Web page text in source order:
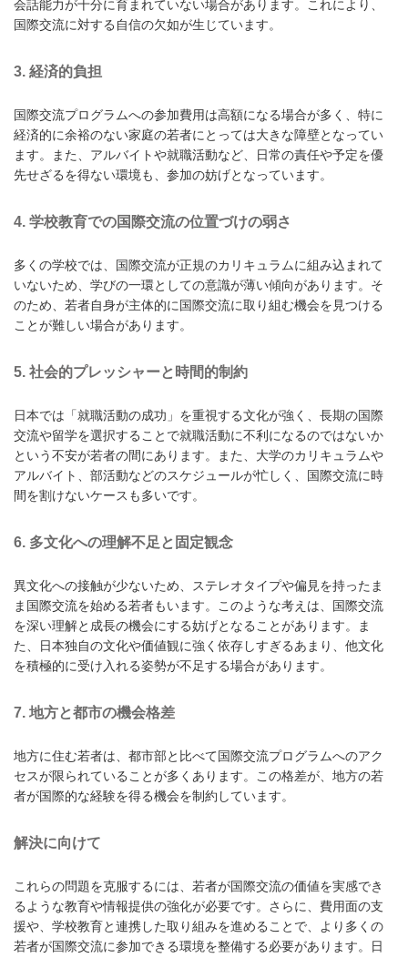
会話能力が十分に育まれていない場合があります。これにより、
国際交流に対する自信の欠如が生じています。
3. 経済的負担
国際交流プログラムへの参加費用は高額になる場合が多く、特に
経済的に余裕のない家庭の若者にとっては大きな障壁となってい
ます。また、アルバイトや就職活動など、日常の責任や予定を優
先せざるを得ない環境も、参加の妨げとなっています。
4. 学校教育での国際交流の位置づけの弱さ
多くの学校では、国際交流が正規のカリキュラムに組み込まれて
いないため、学びの一環としての意識が薄い傾向があります。そ
のため、若者自身が主体的に国際交流に取り組む機会を見つける
ことが難しい場合があります。
5. 社会的プレッシャーと時間的制約
日本では「就職活動の成功」を重視する文化が強く、長期の国際
交流や留学を選択することで就職活動に不利になるのではないか
という不安が若者の間にあります。また、大学のカリキュラムや
アルバイト、部活動などのスケジュールが忙しく、国際交流に時
間を割けないケースも多いです。
6. 多文化への理解不足と固定観念
異文化への接触が少ないため、ステレオタイプや偏見を持ったま
ま国際交流を始める若者もいます。このような考えは、国際交流
を深い理解と成長の機会にする妨げとなることがあります。ま
た、日本独自の文化や価値観に強く依存しすぎるあまり、他文化
を積極的に受け入れる姿勢が不足する場合があります。
7. 地方と都市の機会格差
地方に住む若者は、都市部と比べて国際交流プログラムへのアク
セスが限られていることが多くあります。この格差が、地方の若
者が国際的な経験を得る機会を制約しています。
解決に向けて
これらの問題を克服するには、若者が国際交流の価値を実感でき
るような教育や情報提供の強化が必要です。さらに、費用面の支
援や、学校教育と連携した取り組みを進めることで、より多くの
若者が国際交流に参加できる環境を整備する必要があります。日